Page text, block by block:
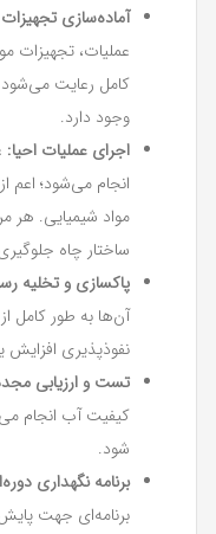
آماده‌سازی
عملیات، تجهیزات
کامل رعایت می‌شود
وجود دارد.
اجرای عملیات احیا:
انجام می‌شود؛ اعم
مواد شیمیایی. هر
ساختار چاه
پاکسازی و تخلیه
آن‌ها به طور کامل
نفوذپذیری افزایش
تست و ارزیابی
کیفیت آب انجام
شود.
برنامه نگهداری
برنامه‌ای جهت